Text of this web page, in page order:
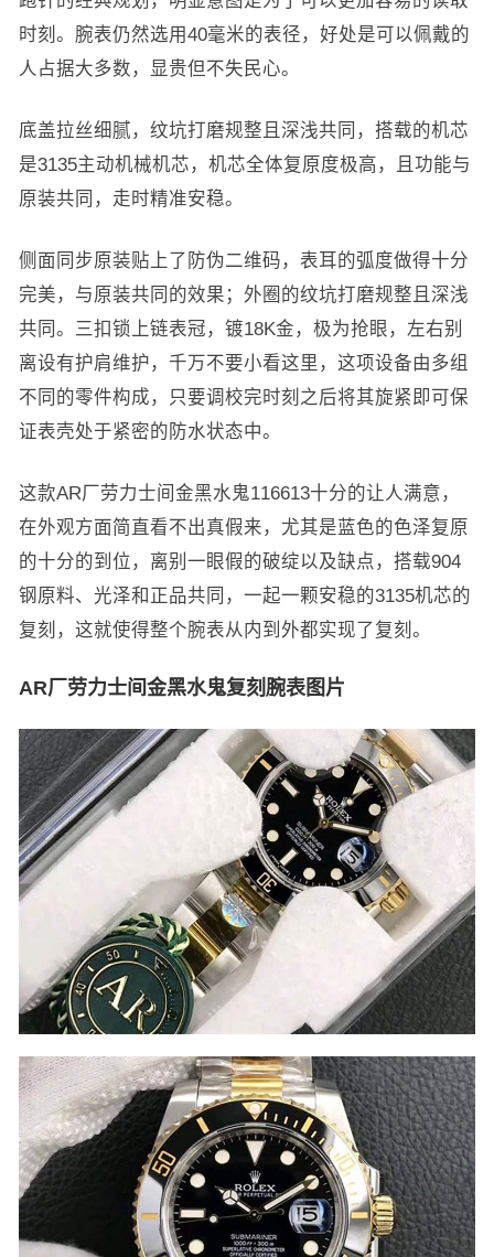
时刻。腕表仍然选用40毫米的表径，好处是可以佩戴的
人占据大多数，显贵但不失民心。
底盖拉丝细腻，纹坑打磨规整且深浅共同，搭载的机芯
是3135主动机械机芯，机芯全体复原度极高，且功能与
原装共同，走时精准安稳。
侧面同步原装贴上了防伪二维码，表耳的弧度做得十分
完美，与原装共同的效果；外圈的纹坑打磨规整且深浅
共同。三扣锁上链表冠，镀18K金，极为抢眼，左右别
离设有护肩维护，千万不要小看这里，这项设备由多组
不同的零件构成，只要调校完时刻之后将其旋紧即可保
证表壳处于紧密的防水状态中。
这款AR厂劳力士间金黑水鬼116613十分的让人满意，
在外观方面简直看不出真假来，尤其是蓝色的色泽复原
的十分的到位，离别一眼假的破绽以及缺点，搭载904
钢原料、光泽和正品共同，一起一颗安稳的3135机芯的
复刻，这就使得整个腕表从内到外都实现了复刻。
AR厂劳力士间金黑水鬼复刻腕表图片